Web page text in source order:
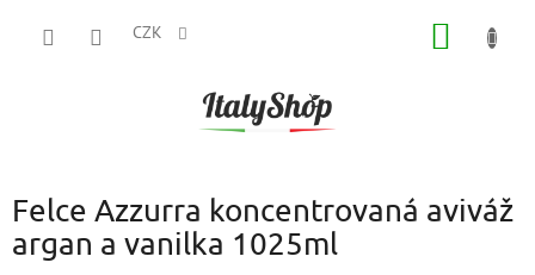
CZK
Felce Azzurra koncentrovaná aviváž
argan a vanilka 1025ml